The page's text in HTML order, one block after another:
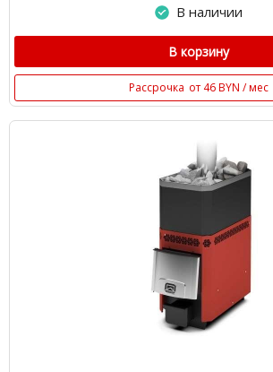
В наличии
В корзину
Рассрочка от 46 BYN / мес